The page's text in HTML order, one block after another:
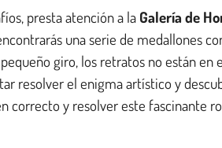
presta atención a laGalería de
una serie de medallones
giro, los retratos no están en
resolver el enigma artístico y
correcto y resolver este fascinante